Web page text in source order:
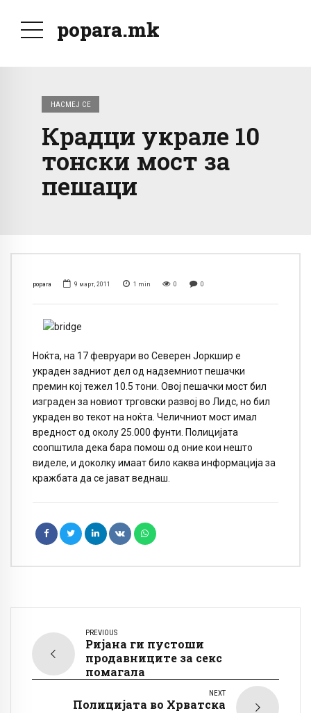
popara.mk
НАСМЕЈ СЕ
Крадци украле 10
тонски мост за
пешаци
popara 9 март, 2011 1 min 0 0
Ноќта, на 17 февруари во Северен Јоркшир е
украден задниот дел од надземниот пешачки
премин кој тежел 10.5 тони. Овој пешачки мост бил
изграден за новиот трговски развој во Лидс, но бил
украден во текот на ноќта. Челичниот мост имал
вредност од околу 25.000 фунти. Полицијата
соопштила дека бара помош од оние кои нешто
виделе, и доколку имаат било каква информација за
кражбата да се јават веднаш.
PREVIOUS
Ријана ги пустоши
продавниците за секс
помагала
NEXT
Полицијата во Хрватска